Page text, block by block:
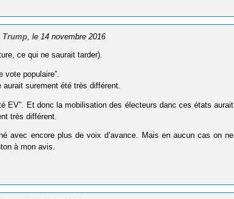
Trump, le 14 novembre 2016
ce qui ne saurait tarder).
populaire”.
surement été très différent.
EV”. Et donc la mobilisation des électeurs danc ces états aurait
très différent.
avec encore plus de voix d’avance. Mais en aucun cas on ne
à mon avis.